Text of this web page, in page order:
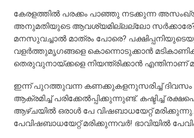
കേരളത്തിൽ പരക്കം പാഞ്ഞു നടക്കുന്ന
അനുമതിയുടെ ആവശ്യമില്ലല്ലോ സർക്കാരേ?
മനസുവച്ചാൽ മാത്രം പോരെ?
വളർത്തുമൃഗങ്ങളെ കൊന്നൊടുക്കാൻ
തെരുവുനായ്ക്കളെ നിയന്ത്രിക്കാൻ എന്തിനാണ്
ഇന്ന് പുറത്തുവന്ന കണക്കുകളനുസരിച്ച്
ആക്രമിച്ച് പരിക്കേൽപ്പിക്കുന്നുണ്ട്. കഷ്ടിച്ച്
ആഴ്ചയിൽ ഒരാൾ പേ വിഷബാധയേറ്റ്
പേവിഷബാധയേറ്റ് മരിക്കുന്നവർ! ഭാവിയിൽ